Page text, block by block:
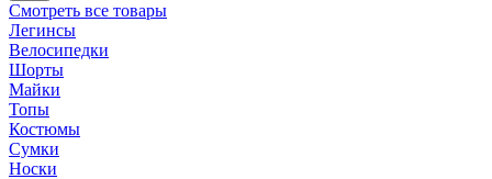
Смотреть все товары
Легинсы
Велосипедки
Шорты
Майки
Топы
Костюмы
Сумки
Носки